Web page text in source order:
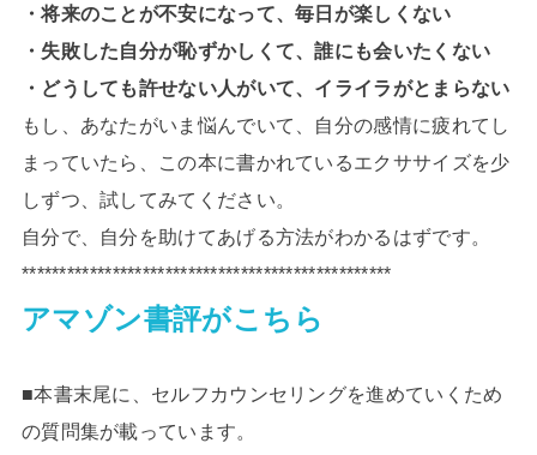
・将来のことが不安になって、毎日が楽しくない
・失敗した自分が恥ずかしくて、誰にも会いたくない
・どうしても許せない人がいて、イライラがとまらない
もし、あなたがいま悩んでいて、自分の感情に疲れてし
まっていたら、この本に書かれているエクササイズを少
しずつ、試してみてください。
自分で、自分を助けてあげる方法がわかるはずです。
*************************************************
アマゾン書評がこちら
■本書末尾に、セルフカウンセリングを進めていくため
の質問集が載っています。